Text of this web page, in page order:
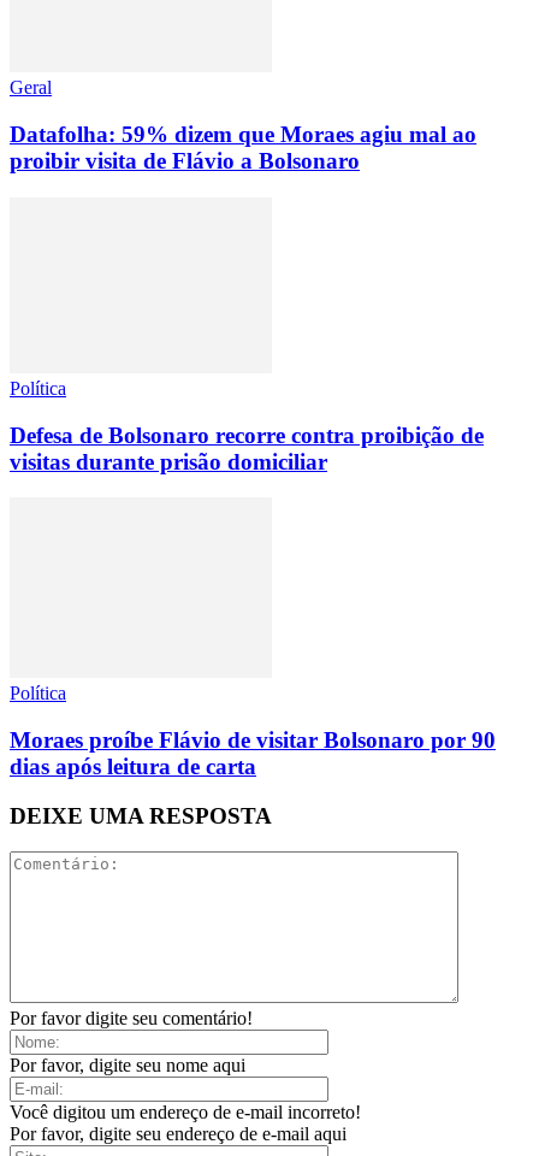
Geral
Datafolha: 59% dizem que Moraes agiu mal ao
proibir visita de Flávio a Bolsonaro
Política
Defesa de Bolsonaro recorre contra proibição de
visitas durante prisão domiciliar
Política
Moraes proíbe Flávio de visitar Bolsonaro por 90
dias após leitura de carta
DEIXE UMA RESPOSTA
Por favor digite seu comentário!
Por favor, digite seu nome aqui
Você digitou um endereço de e-mail incorreto!
Por favor, digite seu endereço de e-mail aqui